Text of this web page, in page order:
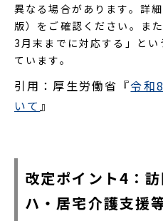
異なる場合があります。詳
版）をご確認ください。ま
3月末までに対応する」と
ています。
引用：厚生労働省『令和
いて』
改定ポイント4：
ハ・居宅介護支援